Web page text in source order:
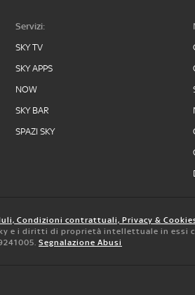
Servizi:
SKY TV
SKY APPS
NOW
SKY BAR
SPAZI SKY
Condizioni contrattuali, Privacy &
e i diritti di proprietà intellettuale in essi
Segnalazione Abusi